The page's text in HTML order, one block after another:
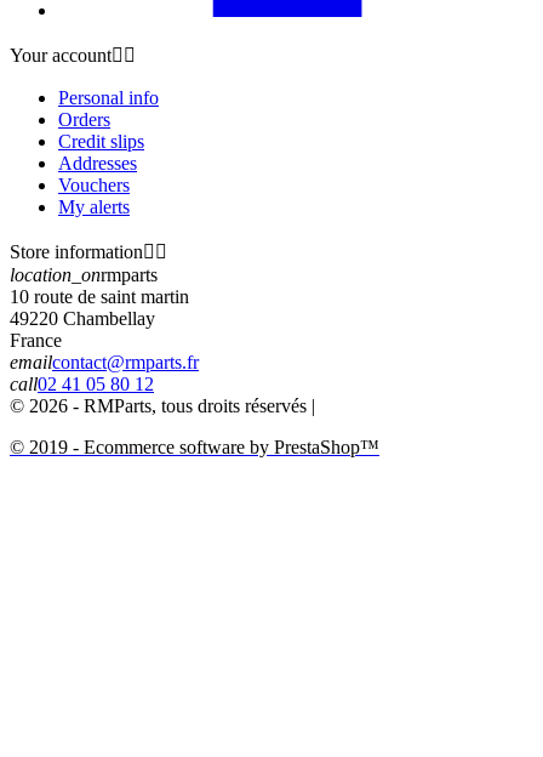
Your account 
Personal info
Orders
Credit slips
Addresses
Vouchers
My alerts
Store information 
location_onrmparts
10 route de saint martin
49220 Chambellay
France
emailcontact@rmparts.fr
call02 41 05 80 12
© 2026 - RMParts, tous droits réservés |
© 2019 - Ecommerce software by PrestaShop™